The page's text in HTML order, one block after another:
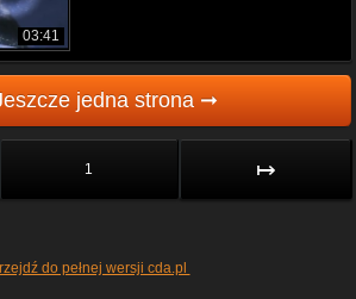
03:41
jedna strona ➞
1 ↦
do pełnej wersji cda.pl